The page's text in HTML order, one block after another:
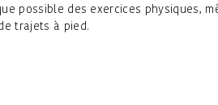
possible des exercices physiques,
trajets à pied.